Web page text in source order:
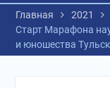
Главная 2021
Старт Марафона
и юношества